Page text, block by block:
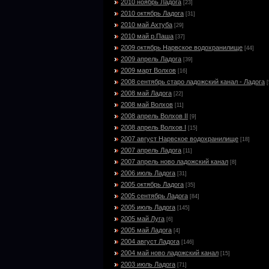
2010 ноябрь Ладога [23]
2010 октябрь Ладога [31]
2010 май Ахтуба [29]
2010 май р.Паша [37]
2009 октябрь Нарвское водохранилище [44]
2009 апрель Ладога [39]
2009 март Волхов [16]
2008 сентябрь старо ладожский канал - Ладога
2008 май Ладога [22]
2008 май Волхов [11]
2008 апрель Волхов II [9]
2008 апрель Волхов I [15]
2007 август Нарвское водохранилище [18]
2007 апрель Ладога [11]
2007 апрель ново ладожский канал [8]
2006 июль Ладога [31]
2005 октябрь Ладога [35]
2005 сентябрь Ладога [84]
2005 июль Ладога [145]
2005 май Луга [6]
2005 май Ладога [4]
2004 август Ладога [146]
2004 май ново ладожский канал [15]
2003 июль Ладога [71]